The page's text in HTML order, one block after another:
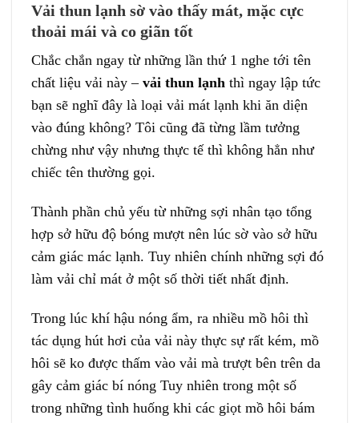
Vải thun lạnh sờ vào thấy mát, mặc cực
thoải mái và co giãn tốt
Chắc chắn ngay từ những lần thứ 1 nghe tới tên
chất liệu vải này – vải thun lạnh thì ngay lập tức
bạn sẽ nghĩ đây là loại vải mát lạnh khi ăn diện
vào đúng không? Tôi cũng đã từng lầm tưởng
chừng như vậy nhưng thực tế thì không hẳn như
chiếc tên thường gọi.
Thành phần chủ yếu từ những sợi nhân tạo tổng
hợp sở hữu độ bóng mượt nên lúc sờ vào sở hữu
cảm giác mác lạnh. Tuy nhiên chính những sợi đó
làm vải chỉ mát ở một số thời tiết nhất định.
Trong lúc khí hậu nóng ẩm, ra nhiều mồ hôi thì
tác dụng hút hơi của vải này thực sự rất kém, mồ
hôi sẽ ko được thấm vào vải mà trượt bên trên da
gây cảm giác bí nóng Tuy nhiên trong một số
trong những tình huống khi các giọt mồ hôi bám